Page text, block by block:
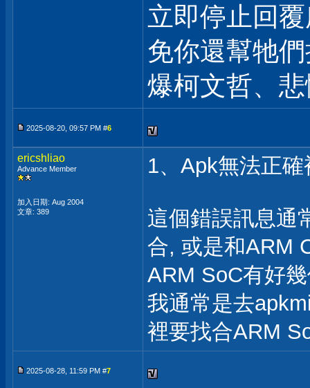
立即停止回
免你還幫牠
爆柯文哲、
2025-08-20, 09:57 PM #6
ericshliao
Advance Member
加入日期: Aug 2004
文章: 389
1、Apk無法正確
這個錯誤訊息通
合, 或是和ARM
ARM SoC有好
我通常是去
裡要找合ARM
2025-08-28, 11:59 PM #7